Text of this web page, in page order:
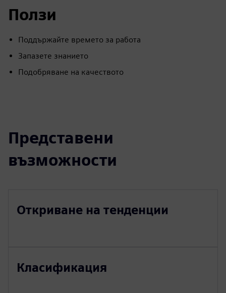
Ползи
Поддържайте времето за работа
Запазете знанието
Подобряване на качеството
Представени
възможности
Откриване на тенденции
Класификация